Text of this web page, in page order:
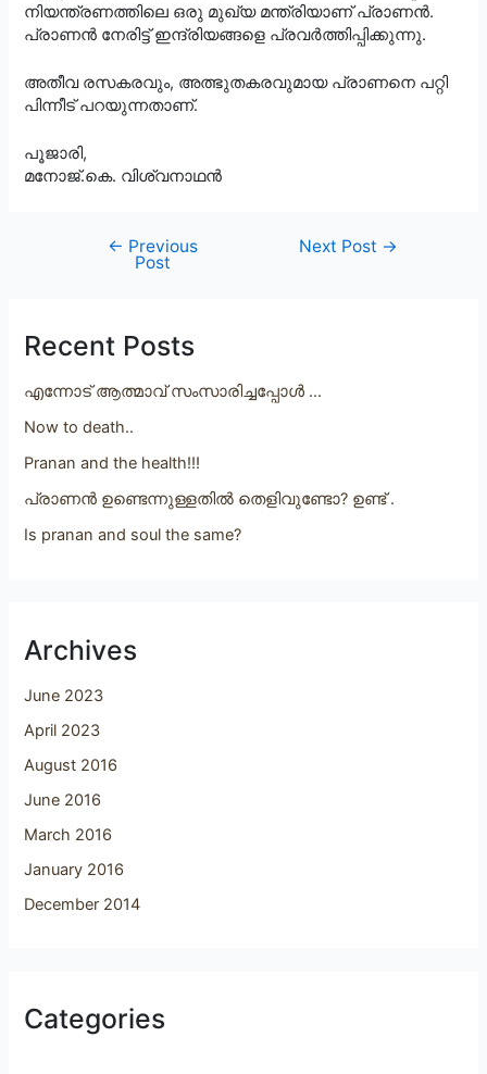
നിയന്ത്രണത്തിലെ ഒരു മുഖ്യ മന്ത്രിയാണ് പ്രാണൻ.
പ്രാണൻ നേരിട്ട് ഇന്ദ്രിയങ്ങളെ പ്രവർത്തിപ്പിക്കുന്നു.
അതീവ രസകരവും, അത്ഭുതകരവുമായ പ്രാണനെ പറ്റി
പിന്നീട് പറയുന്നതാണ്.
പൂജാരി,
മനോജ്.കെ. വിശ്വനാഥൻ
navigation
← Previous
Post
Next Post →
Recent Posts
എന്നോട് ആത്മാവ് സംസാരിച്ചപ്പോൾ …
Now to death..
Pranan and the health!!!
പ്രാണൻ ഉണ്ടെന്നുള്ളതിൽ തെളിവുണ്ടോ? ഉണ്ട് .
Is pranan and soul the same?
Archives
June 2023
April 2023
August 2016
June 2016
March 2016
January 2016
December 2014
Categories